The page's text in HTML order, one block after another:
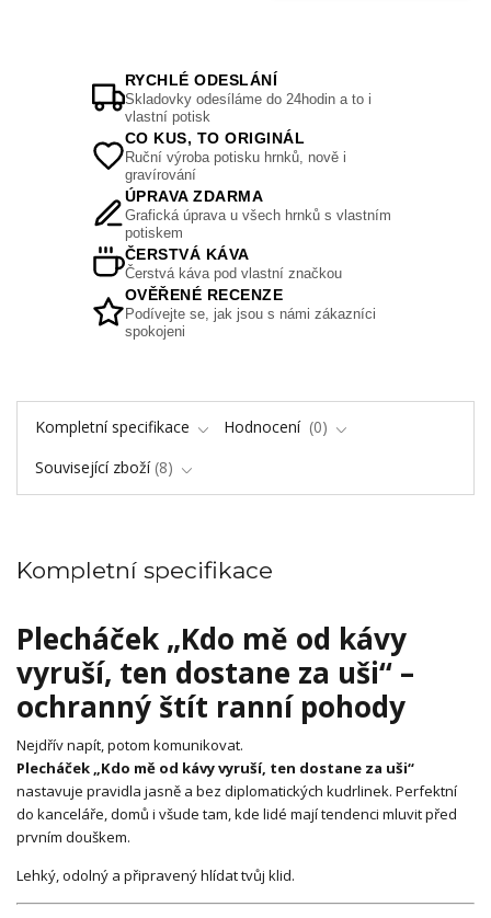
RYCHLÉ ODESLÁNÍ
Skladovky odesíláme do 24hodin a to i
vlastní potisk
CO KUS, TO ORIGINÁL
Ruční výroba potisku hrnků, nově i
gravírování
ÚPRAVA ZDARMA
Grafická úprava u všech hrnků s vlastním
potiskem
ČERSTVÁ KÁVA
Čerstvá káva pod vlastní značkou
OVĚŘENÉ RECENZE
Podívejte se, jak jsou s námi zákazníci
spokojeni
Kompletní specifikace Hodnocení
0
Související zboží 8
Kompletní specifikace
Plecháček „Kdo mě od kávy
vyruší, ten dostane za uši“ –
ochranný štít ranní pohody
Nejdřív napít, potom komunikovat.
Plecháček „Kdo mě od kávy vyruší, ten dostane za uši“
nastavuje pravidla jasně a bez diplomatických kudrlinek. Perfektní
do kanceláře, domů i všude tam, kde lidé mají tendenci mluvit před
prvním douškem.
Lehký, odolný a připravený hlídat tvůj klid.